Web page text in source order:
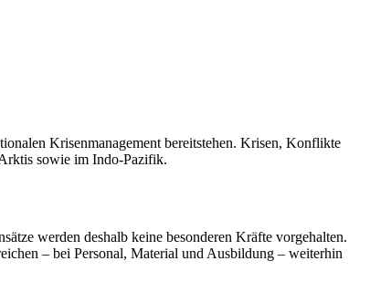
Krisenmanagement bereitstehen. Krisen, Konflikte
sowie im Indo-Pazifik.
werden deshalb keine besonderen Kräfte vorgehalten.
– bei Personal, Material und Ausbildung – weiterhin